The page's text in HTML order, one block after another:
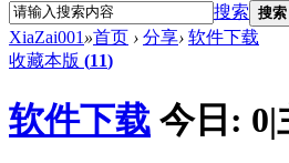
搜索 搜索
XiaZai001 »首页 › 分享› 软件下载
收藏本版 (11)
软件下载 今日: 0|